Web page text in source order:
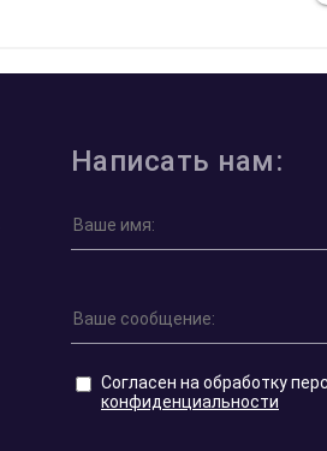
Написать нам:
Согласен на обработку
конфиденциальности